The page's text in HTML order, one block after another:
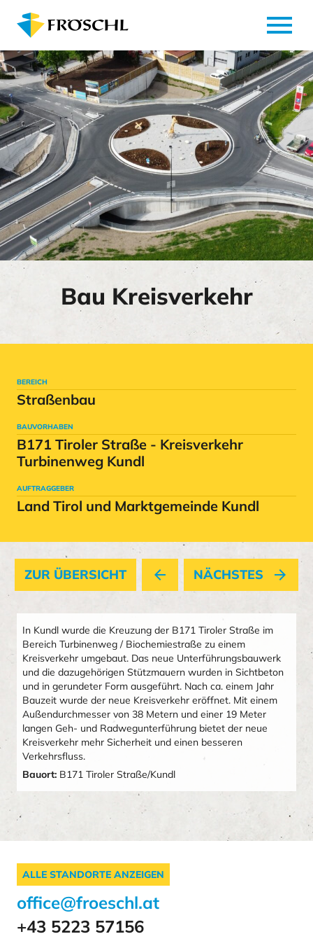
menu
Bau Kreisverkehr
BEREICH
Straßenbau
BAUVORHABEN
B171 Tiroler Straße - Kreisverkehr
Turbinenweg Kundl
AUFTRAGGEBER
Land Tirol und Marktgemeinde Kundl
ZUR ÜBERSICHT arrow_back NÄCHSTES arrow_forward
In Kundl wurde die Kreuzung der B171 Tiroler Straße im
Bereich Turbinenweg / Biochemiestraße zu einem
Kreisverkehr umgebaut. Das neue Unterführungsbauwerk
und die dazugehörigen Stützmauern wurden in Sichtbeton
und in gerundeter Form ausgeführt. Nach ca. einem Jahr
Bauzeit wurde der neue Kreisverkehr eröffnet. Mit einem
Außendurchmesser von 38 Metern und einer 19 Meter
langen Geh- und Radwegunterführung bietet der neue
Kreisverkehr mehr Sicherheit und einen besseren
Verkehrsfluss.
Bauort: B171 Tiroler Straße/Kundl
ALLE STANDORTE ANZEIGEN
office@froeschl.at
+43 5223 57156